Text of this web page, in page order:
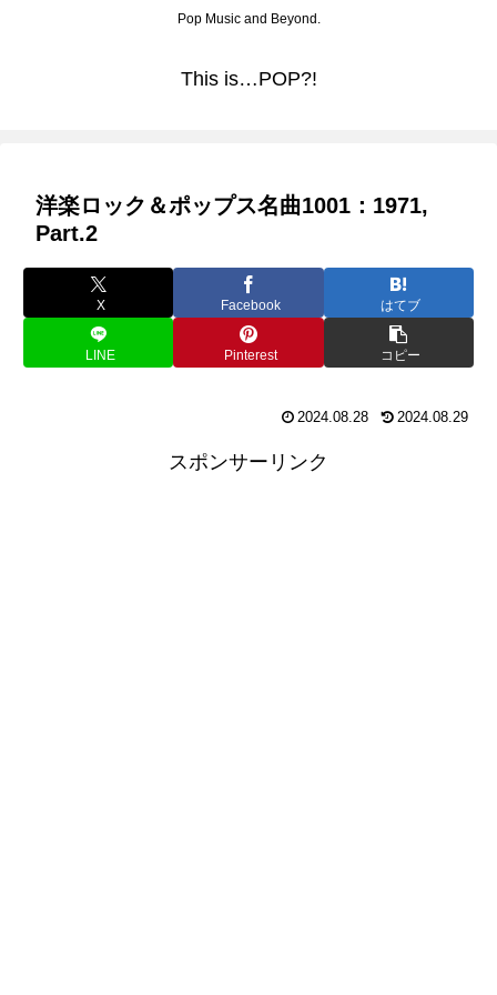
Pop Music and Beyond.
This is…POP?!
洋楽ロック＆ポップス名曲1001：1971,
Part.2
X Facebook はてブ
LINE Pinterest コピー
2024.08.28 2024.08.29
スポンサーリンク